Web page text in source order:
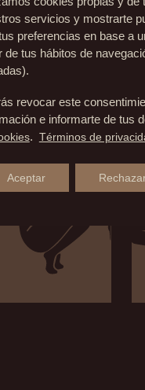
servicios y mostrarte
preferencias en base a
de tus hábitos de
revocar este
e informarte de tus
. Términos de
Aceptar